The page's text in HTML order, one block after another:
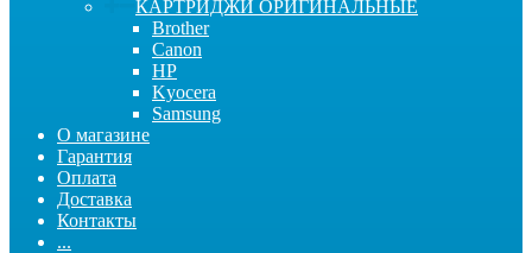
КАРТРИДЖИ ОРИГИНАЛЬНЫЕ
Brother
Canon
HP
Kyocera
Samsung
О магазине
Гарантия
Оплата
Доставка
Контакты
...